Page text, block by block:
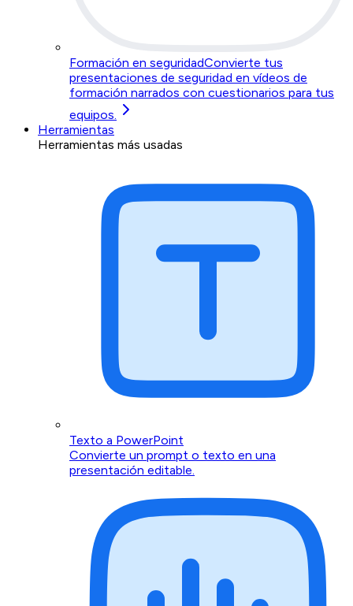
Formación en seguridadConvierte tus
presentaciones de seguridad en vídeos de
formación narrados con cuestionarios para tus
equipos.
Herramientas
Herramientas más usadas
Texto a PowerPoint
Convierte un prompt o texto en una
presentación editable.